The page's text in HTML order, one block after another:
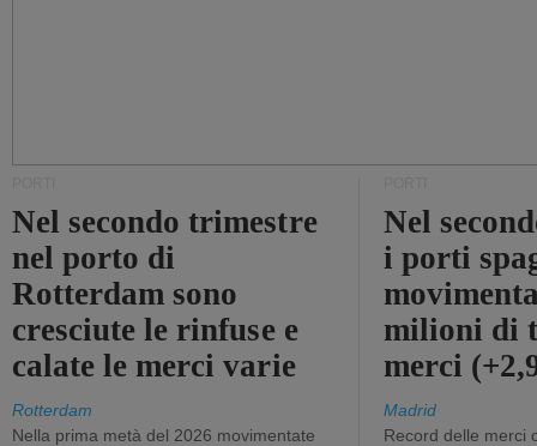
Nel secondo trimestre
nel porto di
Rotterdam sono
cresciute le rinfuse e
calate le merci varie
Rotterdam
Nella prima metà del 2026 movimentate
Nel
i porti
milioni di
merci
Madrid
Record delle merci